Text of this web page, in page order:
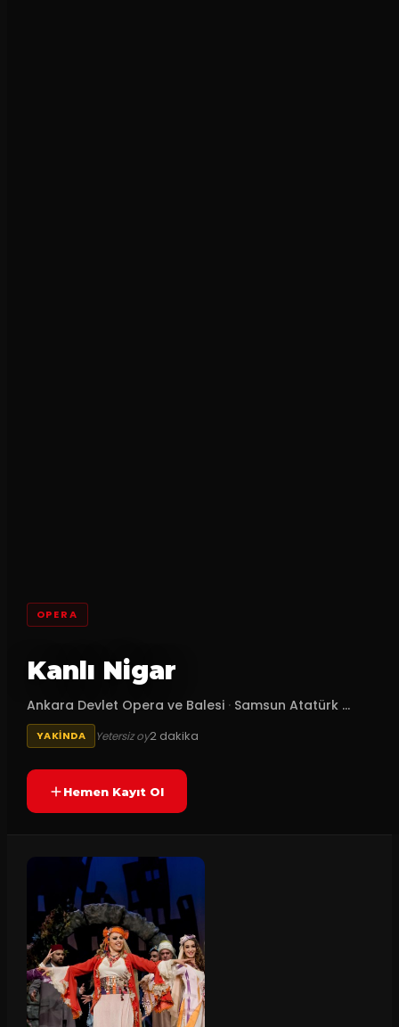
OPERA
Kanlı Nigar
Ankara Devlet Opera ve Balesi · Samsun Atatürk ...
YAKINDA Yetersiz oy2 dakika
Hemen Kayıt Ol